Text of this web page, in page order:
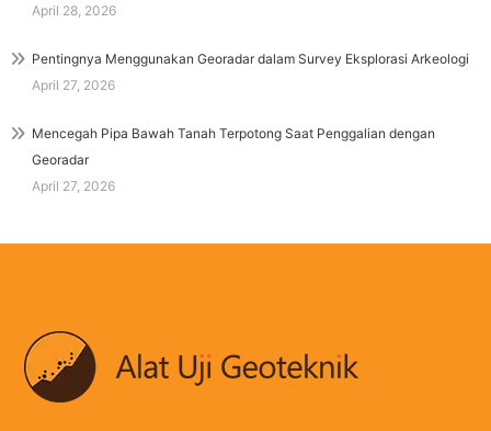
April 28, 2026
Pentingnya Menggunakan Georadar dalam Survey Eksplorasi Arkeologi
April 27, 2026
Mencegah Pipa Bawah Tanah Terpotong Saat Penggalian dengan
Georadar
April 27, 2026